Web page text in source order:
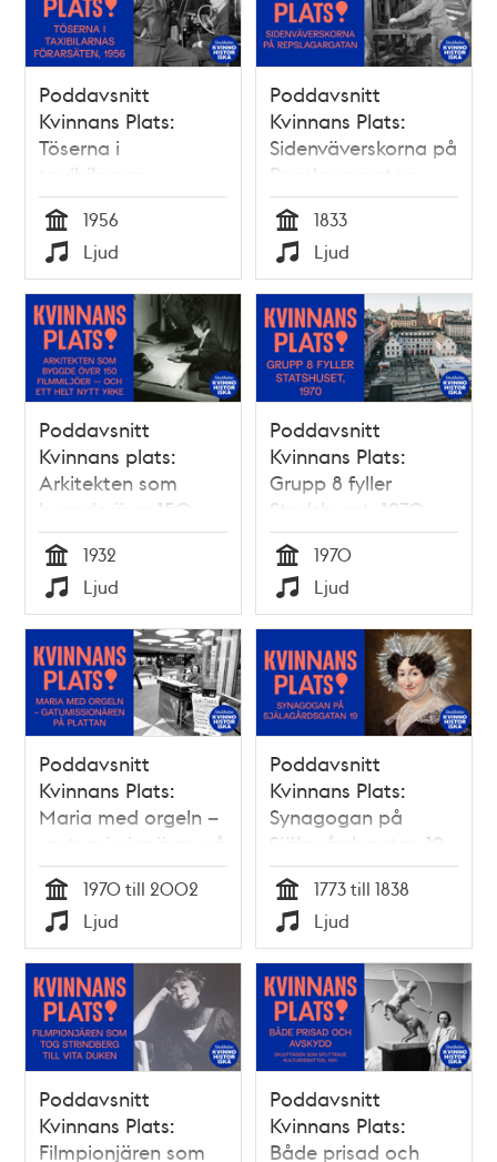
Poddavsnitt
Kvinnans Plats:
Töserna i
taxibilarnas
förarsäten, 1956
Tid
1956
Typ
Ljud
Poddavsnitt
Kvinnans Plats:
Sidenväverskorna på
Repslagargatan
Tid
1833
Typ
Ljud
Poddavsnitt
Kvinnans plats:
Arkitekten som
byggde över 150
filmmiljöer – och ett
helt nytt yrke
Tid
1932
Typ
Ljud
Poddavsnitt
Kvinnans Plats:
Grupp 8 fyller
Stadshuset, 1970
Tid
1970
Typ
Ljud
Poddavsnitt
Kvinnans Plats:
Maria med orgeln –
gatumissionären på
Plattan
Tid
1970 till 2002
Typ
Ljud
Poddavsnitt
Kvinnans Plats:
Synagogan på
Själagårdsgatan 19
Tid
1773 till 1838
Typ
Ljud
Poddavsnitt
Kvinnans Plats:
Filmpionjären som
Poddavsnitt
Kvinnans Plats:
Både prisad och